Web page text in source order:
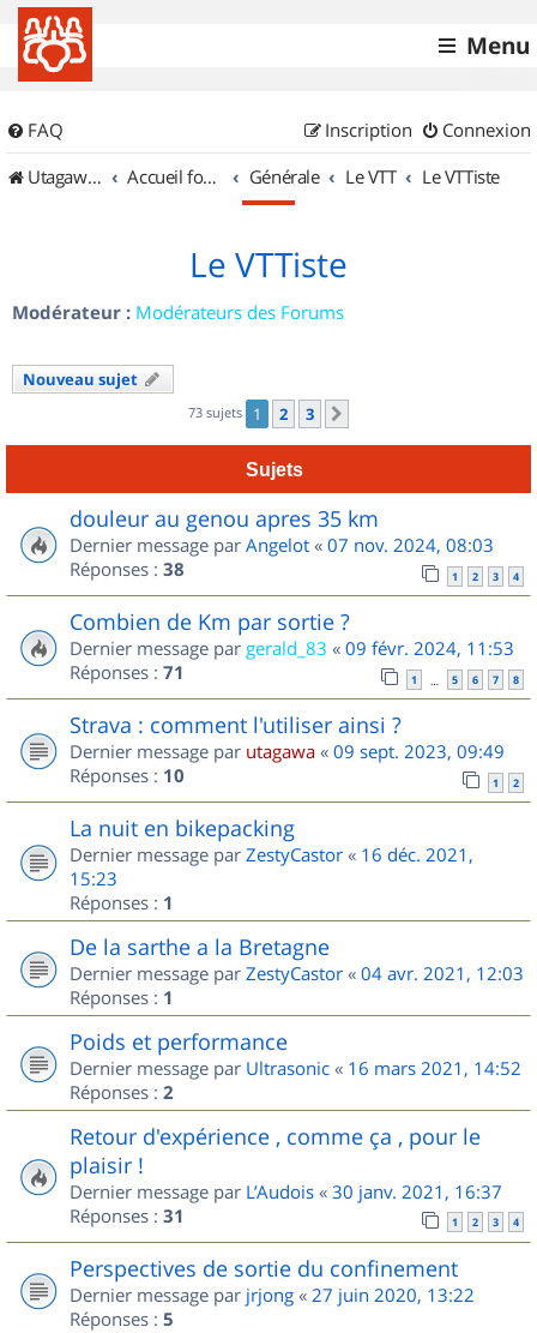
Menu
FAQ Connexion
Inscription
UtagawaVTT (Randos VTT et VTTAE avec traces GPS)
Accueil forum Générale Le VTT Le VTTiste
Le VTTiste
Modérateur : Modérateurs des Forums
Nouveau sujet
73 sujets 1 2 3
Sujets
douleur au genou apres 35 km
Dernier message par Angelot « 07 nov. 2024, 08:03
Réponses : 38 1 2 3 4
Combien de Km par sortie ?
Dernier message par gerald_83 « 09 févr. 2024, 11:53
Réponses : 71 1 … 5 6 7 8
Strava : comment l'utiliser ainsi ?
Dernier message par utagawa « 09 sept. 2023, 09:49
Réponses : 10 1 2
La nuit en bikepacking
Dernier message par ZestyCastor « 16 déc. 2021,
15:23
Réponses : 1
De la sarthe a la Bretagne
Dernier message par ZestyCastor « 04 avr. 2021, 12:03
Réponses : 1
Poids et performance
Dernier message par Ultrasonic « 16 mars 2021, 14:52
Réponses : 2
Retour d'expérience , comme ça , pour le
plaisir !
Dernier message par L’Audois « 30 janv. 2021, 16:37
Réponses : 31 1 2 3 4
Perspectives de sortie du confinement
Dernier message par jrjong « 27 juin 2020, 13:22
Réponses : 5